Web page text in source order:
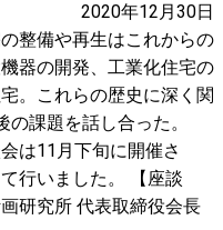
2020年12月30日
整備や再生はこれからの
器の開発、工業化住宅の
。これらの歴史に深く関
課題を話し合った。
旬に開催さ
行いました。 【座談
研究所 代表取締役会長